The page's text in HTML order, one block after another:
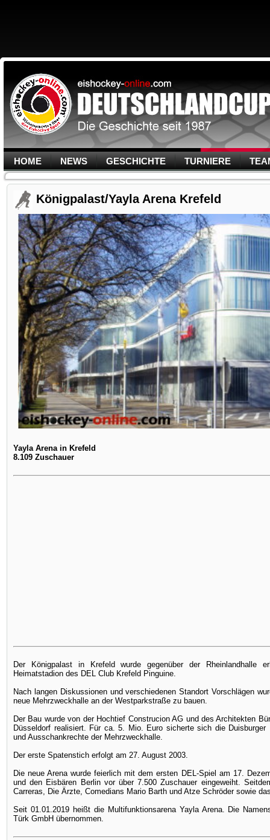
HOME NEWS GESCHICHTE TURNIERE
Königpalast/Yayla Arena Krefeld
Yayla Arena in Krefeld
8.109 Zuschauer
Der Königpalast in Krefeld wurde gegenüber der Rheinlandhalle
Heimatstadion des DEL Club Krefeld Pinguine.
Nach langen Diskussionen und verschiedenen Standort Vorschlägen
neue Mehrzweckhalle an der Westparkstraße zu bauen.
Der Bau wurde von der Hochtief Construcion AG und des Architekten
Düsseldorf realisiert. Für ca. 5. Mio. Euro sicherte sich die Duisburger
und Ausschankrechte der Mehrzweckhalle.
Der erste Spatenstich erfolgt am 27. August 2003.
Die neue Arena wurde feierlich mit dem ersten DEL-Spiel am 17.
und den Eisbären Berlin vor über 7.500 Zuschauer eingeweiht.
Carreras, Die Ärzte, Comedians Mario Barth und Atze Schröder sowie
Seit 01.01.2019 heißt die Multifunktionsarena Yayla Arena. Die
Türk GmbH übernommen.